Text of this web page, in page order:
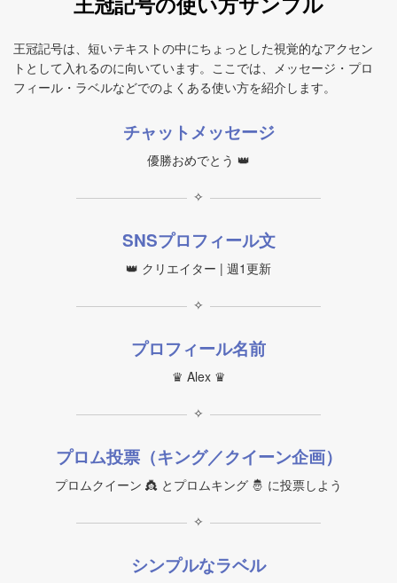
王冠記号は、短いテキストの中にちょっとした視覚的なアクセン
トとして入れるのに向いています。ここでは、メッセージ・プロ
フィール・ラベルなどでのよくある使い方を紹介します。
チャットメッセージ
優勝おめでとう 👑
✧
SNSプロフィール文
👑 クリエイター | 週1更新
✧
プロフィール名前
♛ Alex ♛
✧
プロム投票（キング／クイーン企画）
プロムクイーン 👸 とプロムキング 🤴 に投票しよう
✧
シンプルなラベル